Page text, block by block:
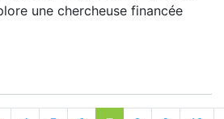
une chercheuse financée